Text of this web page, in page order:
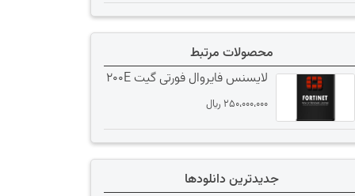
محصولات مرتبط
لایسنس فایروال فورتی گیت 200E
250،000،000 ﷼
جدیدترین دانلودها